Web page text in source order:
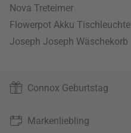
Nova Treteimer
Flowerpot Akku Tischleuchte
Joseph Joseph Wäschekorb
Connox Geburtstag
Markenliebling